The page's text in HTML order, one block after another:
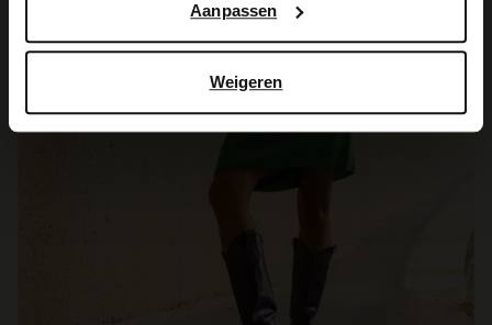
Aanpassen
Weigeren